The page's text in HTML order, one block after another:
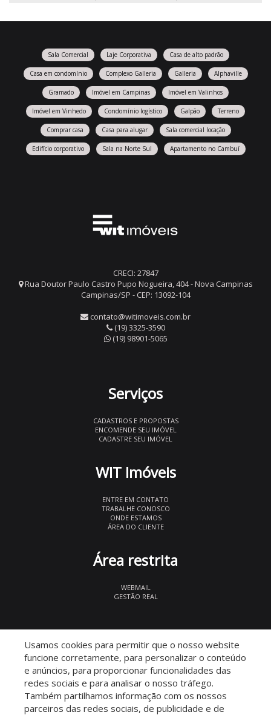
Sala Comercial Laje Corporativa Casa de alto padrão
Casa em condomínio Complexo Galleria Galleria Alphaville
Gramado Imóvel em Campinas Imóvel em Valinhos
Imóvel em Vinhedo Condomínio logístico Galpão Terreno
Comprar casa Casa para alugar Sala comercial locação
Edifício corporativo Sala na Norte Sul Apartamento no Cambuí
CRECI: 27847
Rua Doutor Paulo Castro Pupo Nogueira, 404 - Nova Campinas
Campinas/SP - CEP: 13092-104
contato@witimoveis.com.br
(19) 3325-3590
(19) 98901-5065
Serviços
CADASTROS E PROPOSTAS
ENCOMENDE SEU IMÓVEL
CADASTRE SEU IMÓVEL
WIT Imóveis
ENTRE EM CONTATO
TRABALHE CONOSCO
ONDE ESTAMOS
ÁREA DO CLIENTE
Área restrita
WEBMAIL
GESTÃO REAL
Usamos cookies para permitir que o nosso website
funcione corretamente, para personalizar o conteúdo
e anúncios, para proporcionar funcionalidades das
redes sociais e para analisar o nosso tráfego.
Também partilhamos informação com os nossos
parceiros das redes sociais, de publicidade e de